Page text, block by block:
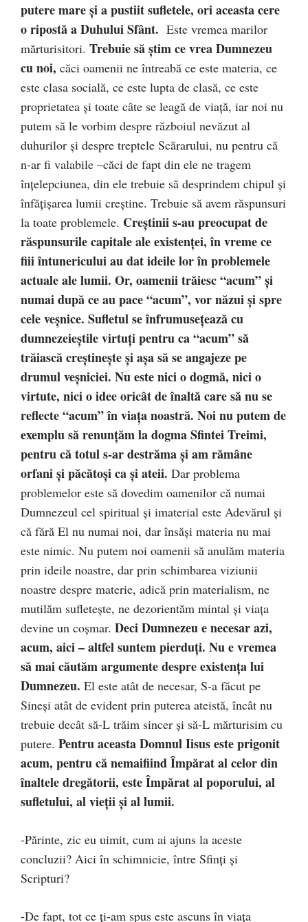
putere mare şi a pustiit sufletele, ori aceasta cere
o ripostă a Duhului Sfânt. Este vremea marilor
mărturisitori. Trebuie să ştim ce vrea Dumnezeu
cu noi, căci oamenii ne întreabă ce este materia, ce
este clasa socială, ce este lupta de clasă, ce este
proprietatea şi toate câte se leagă de viaţă, iar noi nu
putem să le vorbim despre războiul nevăzut al
duhurilor şi despre treptele Scărarului, nu pentru că
n-ar fi valabile –căci de fapt din ele ne tragem
înţelepciunea, din ele trebuie să desprindem chipul şi
înfăţişarea lumii creştine. Trebuie să avem răspunsuri
la toate problemele. Creştinii s-au preocupat de
răspunsurile capitale ale existenţei, în vreme ce
fiii întunericului au dat ideile lor în problemele
actuale ale lumii. Or, oamenii trăiesc “acum” şi
numai după ce au pace “acum”, vor năzui şi spre
cele veşnice. Sufletul se înfrumuseţează cu
dumnezeieştile virtuţi pentru ca “acum” să
trăiască creştineşte şi aşa să se angajeze pe
drumul veşniciei. Nu este nici o dogmă, nici o
virtute, nici o idee oricât de înaltă care să nu se
reflecte “acum” în viaţa noastră. Noi nu putem de
exemplu să renunţăm la dogma Sfintei Treimi,
pentru că totul s-ar destrăma şi am rămâne
orfani şi păcătoşi ca şi ateii. Dar problema
problemelor este să dovedim oamenilor că numai
Dumnezeul cel spiritual şi imaterial este Adevărul şi
că fără El nu numai noi, dar însăşi materia nu mai
este nimic. Nu putem noi oamenii să anulăm materia
prin ideile noastre, dar prin schimbarea viziunii
noastre despre materie, adică prin materialism, ne
mutilăm sufleteşte, ne dezorientăm mintal şi viaţa
devine un coşmar. Deci Dumnezeu e necesar azi,
acum, aici – altfel suntem pierduţi. Nu e vremea
să mai căutăm argumente despre existenţa lui
Dumnezeu. El este atât de necesar, S-a făcut pe
Sineşi atât de evident prin puterea ateistă, încât nu
trebuie decât să-L trăim sincer şi să-L mărturisim cu
putere. Pentru aceasta Domnul Iisus este prigonit
acum, pentru că nemaifiind Împărat al celor din
înaltele dregătorii, este Împărat al poporului, al
sufletului, al vieţii şi al lumii.
-Părinte, zic eu uimit, cum ai ajuns la aceste
concluzii? Aici în schimnicie, între Sfinţi şi
Scripturi?
-De fapt, tot ce ţi-am spus este ascuns în viaţa